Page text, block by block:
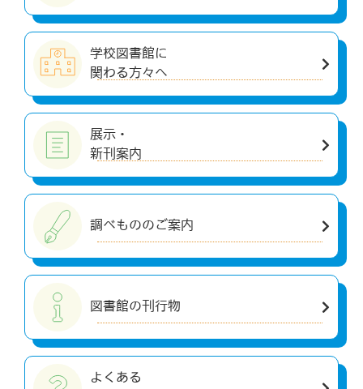
学校図書館に
関わる方々へ
展示・
新刊案内
調べもののご案内
図書館の刊行物
よくある